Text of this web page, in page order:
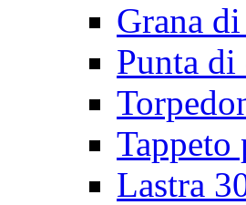
Grana
Punta di
Tappeto
Lastra